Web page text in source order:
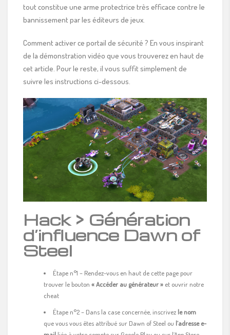
tout constitue une arme protectrice très efficace contre le
bannissement par les éditeurs de jeux.
Comment activer ce portail de sécurité ? En vous inspirant
de la démonstration vidéo que vous trouverez en haut de
cet article. Pour le reste, il vous suffit simplement de
suivre les instructions ci-dessous.
Hack > Génération
d’influence Dawn of
Steel
Étape n°1 – Rendez-vous en haut de cette page pour
trouver le bouton « Accéder au générateur » et ouvrir notre
cheat
Étape n°2 – Dans la case concernée, inscrivez le nom
que vous vous êtes attribué sur Dawn of Steel ou l’adresse e-